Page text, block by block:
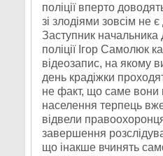
поліції вперто
зі злодіями зовсім не
Заступник начальника
поліції Ігор Самолюк
відеозапис, на якому
день крадіжки
не факт, що саме вони
населення терпець
відвели
завершення
що інакше вчинять